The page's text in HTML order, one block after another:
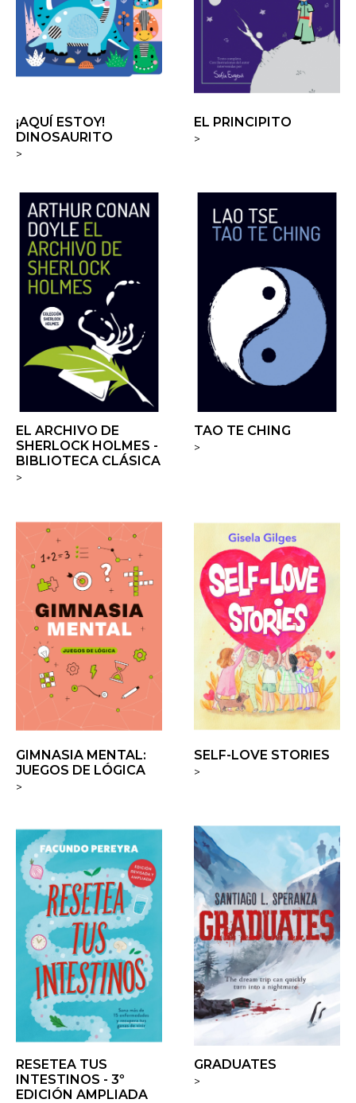
¡AQUÍ ESTOY!
DINOSAURITO
>
EL PRINCIPITO
>
EL ARCHIVO DE
SHERLOCK HOLMES -
BIBLIOTECA CLÁSICA
>
TAO TE CHING
>
GIMNASIA MENTAL:
JUEGOS DE LÓGICA
>
SELF-LOVE STORIES
>
RESETEA TUS
INTESTINOS - 3º
EDICIÓN AMPLIADA
GRADUATES
>